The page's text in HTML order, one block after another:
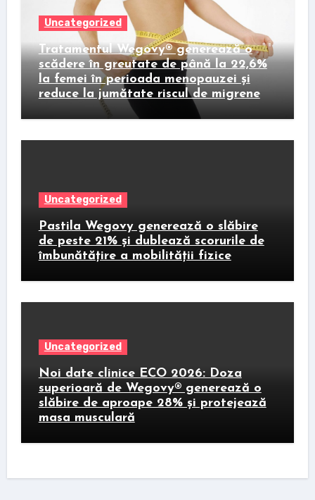
Uncategorized
Tratamentul Wegovy® generează o
scădere în greutate de până la 22,6%
la femei în perioada menopauzei și
reduce la jumătate riscul de migrene
Uncategorized
Pastila Wegovy generează o slăbire
de peste 21% și dublează scorurile de
îmbunătățire a mobilității fizice
Uncategorized
Noi date clinice ECO 2026: Doza
superioară de Wegovy® generează o
slăbire de aproape 28% și protejează
masa musculară